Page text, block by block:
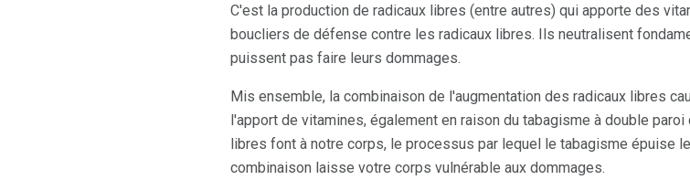
C'est la production de radicaux libres (entre autres) qui apporte des
boucliers de défense contre les radicaux libres. Ils neutralisent
puissent pas faire leurs dommages.
Mis ensemble, la combinaison de l'augmentation des radicaux libres
l'apport de vitamines, également en raison du tabagisme à double
libres font à notre corps, le processus par lequel le tabagisme épuise
combinaison laisse votre corps vulnérable aux dommages.